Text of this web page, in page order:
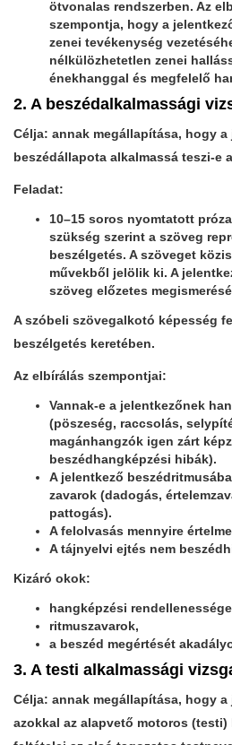
ötvonalas rendszerben. Az
szempontja, hogy a
zenei tevékenység
nélkülözhetetlen zenei
énekhanggal és megfelelő
2. A beszédalkalmassági
Célja: annak megállapítása, hogy
beszédállapota alkalmassá teszi-e
Feladat:
10–15 soros nyomtatott
szükség szerint a szöveg
beszélgetés. A szöveget
művekből jelölik ki. A
szöveg előzetes
A szóbeli szövegalkotó képesség
beszélgetés keretében.
Az elbírálás szempontjai:
Vannak-e a jelentkezőnek
(pöszeség, raccsolás,
magánhangzók igen zárt
beszédhangképzési hibák).
A jelentkező
zavarok (dadogás,
pattogás).
A felolvasás mennyire
A tájnyelvi ejtés nem
Kizáró okok:
hangképzési
ritmuszavarok,
a beszéd megértését
3. A testi alkalmassági
Célja: annak megállapítása, hogy
azokkal az alapvető motoros (testi)